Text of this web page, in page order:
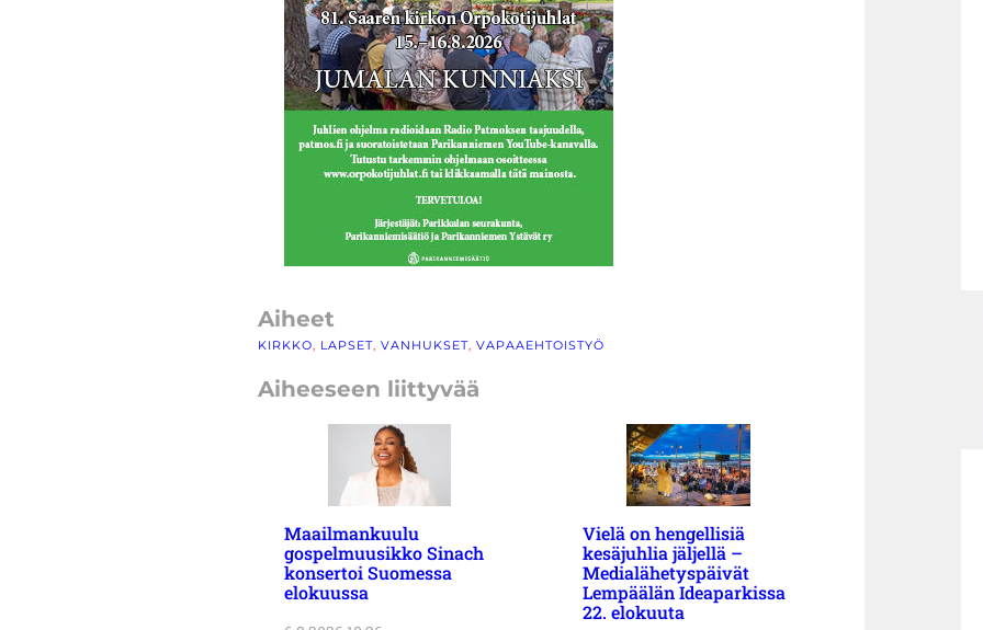
Aiheet
KIRKKO, LAPSET, VANHUKSET, VAPAAEHTOISTYÖ
Aiheeseen liittyvää
Maailmankuulu
gospelmuusikko Sinach
konsertoi Suomessa
elokuussa
Vielä on hengellisiä
kesäjuhlia jäljellä –
Medialähetyspäivät
Lempäälän Ideaparkissa
22. elokuuta